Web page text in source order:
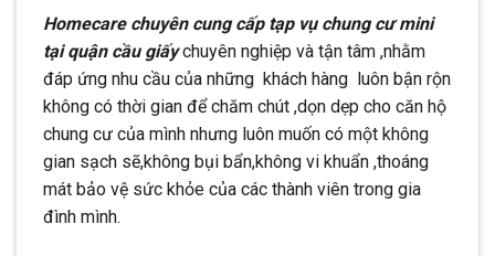
Homecare chuyên cung cấp tạp vụ chung cư mini
tại quận cầu giấychuyên nghiệp và tận tâm ,nhằm
đáp ứng nhu cầu của những khách hàng luôn bận rộn
không có thời gian để chăm chút ,dọn dẹp cho căn hộ
chung cư của mình nhưng luôn muốn có một không
gian sạch sẽ,không bụi bẩn,không vi khuẩn ,thoáng
mát bảo vệ sức khỏe của các thành viên trong gia
đình mình.